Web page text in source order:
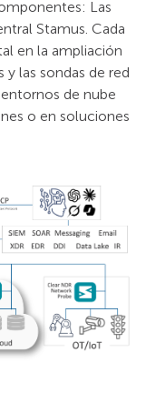
Las
Stamus. Cada
en la ampliación
y las sondas de red
de nube
o en soluciones